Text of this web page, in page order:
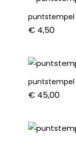
puntstempel
€ 4,50
puntstempel
€ 45,00